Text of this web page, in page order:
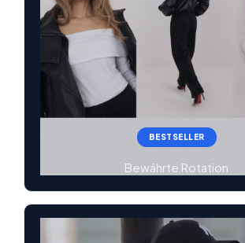
BESTSELLER
Bewährte Rotation